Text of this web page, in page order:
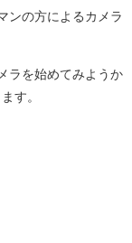
ンの方によるカメラ
ラを始めてみようか
す。